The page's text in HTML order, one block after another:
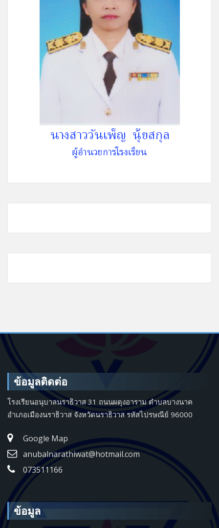
ข้อมูลติดต่อ
โรงเรียนอนุบาลนราธิวาส 31 ถนนผดุงอาราม ตำบลบางนาค
อำเภอเมืองนราธิวาส จังหวัดนราธิวาส รหัสไปรษณีย์ 96000
Google Map
anubalnarathiwat@hotmail.com
073511166
ข้อมูล